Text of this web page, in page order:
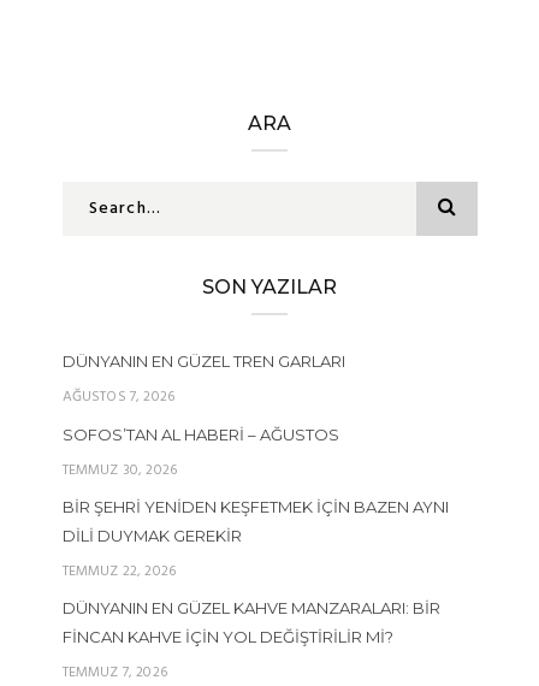
ARA
SON YAZILAR
DÜNYANIN EN GÜZEL TREN GARLARI
AĞUSTOS 7, 2026
SOFOS’TAN AL HABERI – AĞUSTOS
TEMMUZ 30, 2026
BIR ŞEHRI YENIDEN KEŞFETMEK İÇIN BAZEN AYNI
DILI DUYMAK GEREKIR
TEMMUZ 22, 2026
DÜNYANIN EN GÜZEL KAHVE MANZARALARI: BIR
FINCAN KAHVE İÇIN YOL DEĞIŞTIRILIR MI?
TEMMUZ 7, 2026